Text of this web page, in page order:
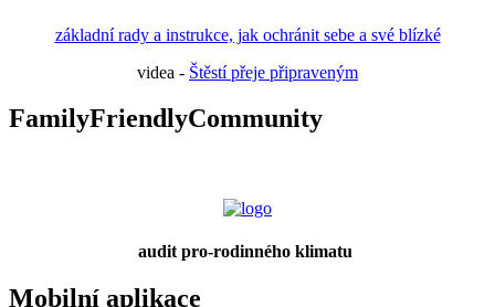
základní rady a instrukce, jak ochránit sebe a své blízké
videa - Štěstí přeje připraveným
FamilyFriendlyCommunity
audit pro-rodinného klimatu
Mobilní aplikace